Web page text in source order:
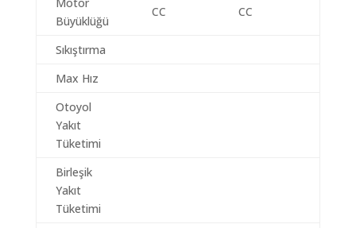
Büyüklüğü
CC CC
Sıkıştırma
Max Hız
Otoyol
Yakıt
Tüketimi
Birleşik
Yakıt
Tüketimi